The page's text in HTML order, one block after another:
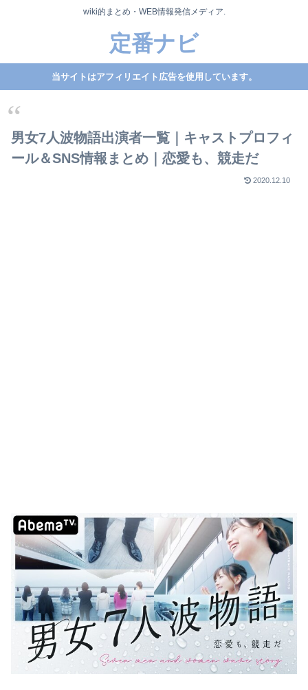
wiki的まとめ・WEB情報発信メディア.
定番ナビ
当サイトはアフィリエイト広告を使用しています。
男女7人波物語出演者一覧｜キャストプロフィ
ール＆SNS情報まとめ｜恋愛も、競走だ
2020.12.10